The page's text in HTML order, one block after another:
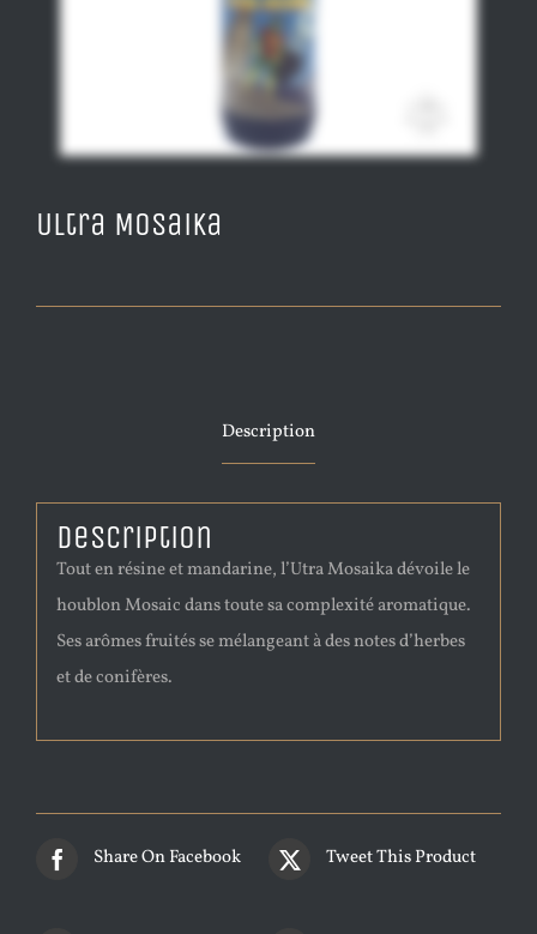
Ultra Mosaika
Description
Description
Tout en résine et mandarine, l’Utra Mosaika dévoile le
houblon Mosaic dans toute sa complexité aromatique.
Ses arômes fruités se mélangeant à des notes d’herbes
et de conifères.
Share On Facebook Tweet This Product